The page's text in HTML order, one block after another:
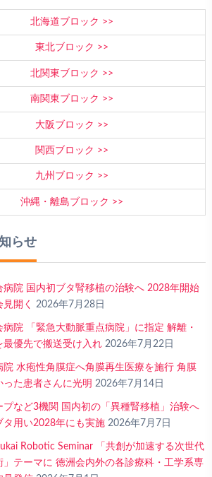
北海道ブロック
東北ブロック
北関東ブロック
南関東ブロック
大阪ブロック
関西ブロック
九州ブロック
沖縄・離島ブロック
らせ
病院 国内初ブタ腎移植の治験へ 2028年開始
開く
2026年7月28日
病院 「緊急大動脈重点病院」に指定 解離・
最優先で搬送受け入れ 2026年7月22日
院 水疱性角膜症へ角膜再生医療を施行 角膜
った患者さんに光明 2026年7月14日
プなど3機関 国内初の「異種腎移植」治験へ
タ用い2028年にも実施 2026年7月7日
Robotic Seminar 「共創が加速する次世代
」テーマに 徳洲会内外の各診療科・工学系専